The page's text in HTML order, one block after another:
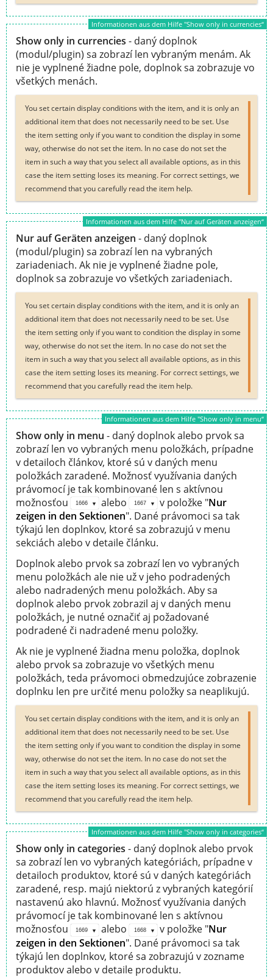
Informationen aus dem Hilfe "Show only in currencies“
Show only in currencies - daný doplnok
(modul/plugin) sa zobrazí len vybraným menám. Ak
nie je vyplnené žiadne pole, doplnok sa zobrazuje vo
všetkých menách.
You set certain display conditions with the item, and it is only an
additional item that does not necessarily need to be set. Use
the item setting only if you want to condition the display in some
way, otherwise do not set the item. In no case do not set the
item in such a way that you select all available options, as in this
case the item setting loses its meaning. For correct settings, we
recommend that you carefully read the item help.
Informationen aus dem Hilfe "Nur auf Geräten anzeigen“
Nur auf Geräten anzeigen - daný doplnok
(modul/plugin) sa zobrazí len na vybraných
zariadeniach. Ak nie je vyplnené žiadne pole,
doplnok sa zobrazuje vo všetkých zariadeniach.
You set certain display conditions with the item, and it is only an
additional item that does not necessarily need to be set. Use
the item setting only if you want to condition the display in some
way, otherwise do not set the item. In no case do not set the
item in such a way that you select all available options, as in this
case the item setting loses its meaning. For correct settings, we
recommend that you carefully read the item help.
Informationen aus dem Hilfe "Show only in menu“
Show only in menu - daný doplnok alebo prvok sa
zobrazí len vo vybraných menu položkách, prípadne
v detailoch článkov, ktoré sú v daných menu
položkách zaradené. Možnosť využívania daných
právomocí je tak kombinované len s aktívnou
možnosťou
1666 alebo 1667 v položke "Nur
zeigen in den Sektionen". Dané právomoci sa tak
týkajú len doplnkov, ktoré sa zobrazujú v menu
sekciách alebo v detaile článku.
Doplnok alebo prvok sa zobrazí len vo vybraných
menu položkách ale nie už v jeho podradených
alebo nadradených menu položkách. Aby sa
doplnok alebo prvok zobrazil aj v daných menu
položkách, je nutné označiť aj požadované
podradené či nadradené menu položky.
Ak nie je vyplnené žiadna menu položka, doplnok
alebo prvok sa zobrazuje vo všetkých menu
položkách, teda právomoci obmedzujúce zobrazenie
doplnku len pre určité menu položky sa neaplikujú.
You set certain display conditions with the item, and it is only an
additional item that does not necessarily need to be set. Use
the item setting only if you want to condition the display in some
way, otherwise do not set the item. In no case do not set the
item in such a way that you select all available options, as in this
case the item setting loses its meaning. For correct settings, we
recommend that you carefully read the item help.
Informationen aus dem Hilfe "Show only in categories“
Show only in categories - daný doplnok alebo prvok
sa zobrazí len vo vybraných kategóriách, prípadne v
detailoch produktov, ktoré sú v daných kategóriách
zaradené, resp. majú niektorú z vybraných kategórií
nastavenú ako hlavnú. Možnosť využívania daných
právomocí je tak kombinované len s aktívnou
možnosťou
1669 alebo 1668 v položke "Nur
zeigen in den Sektionen". Dané právomoci sa tak
týkajú len doplnkov, ktoré sa zobrazujú v zozname
produktov alebo v detaile produktu.